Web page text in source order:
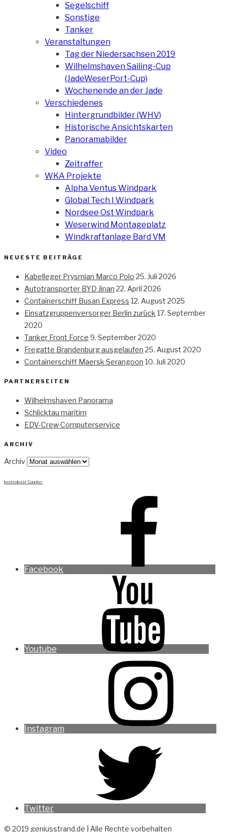
Segelschiff
Sonstige
Tanker
Veranstaltungen
Tag der Niedersachsen 2019
Wilhelmshaven Sailing-Cup
(JadeWeserPort-Cup)
Wochenende an der Jade
Verschiedenes
Hintergrundbilder (WHV)
Historische Ansichtskarten
Panoramabilder
Video
Zeitraffer
WKA Projekte
Alpha Ventus Windpark
Global Tech I Windpark
Nordsee Ost Windpark
Weserwind Montageplatz
Windkraftanlage Bard VM
NEUESTE BEITRÄGE
Kabelleger Prysmian Marco Polo 25. Juli 2026
Autotransporter BYD Jinan 22. April 2026
Containerschiff Busan Express 12. August 2025
Einsatzgruppenversorger Berlin zurück 17. September
2020
Tanker Front Force 9. September 2020
Fregatte Brandenburg ausgelaufen 25. August 2020
Containerschiff Maersk Serangoon 10. Juli 2020
PARTNERSEITEN
Wilhelmshaven Panorama
Schlicktau maritim
EDV-Crew Computerservice
ARCHIV
Archiv
kostenloser Counter
Facebook
Youtube
Instagram
Twitter
© 2019 geniusstrand.de | Alle Rechte vorbehalten